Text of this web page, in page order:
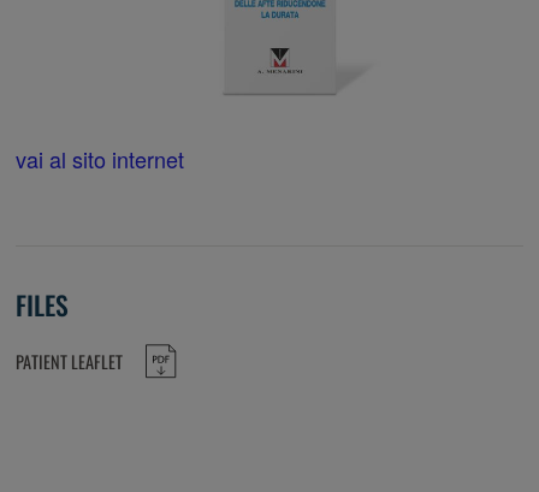
vai al sito internet
FILES
PATIENT LEAFLET